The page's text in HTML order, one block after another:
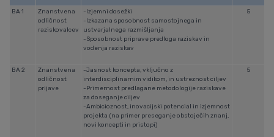
BA 1
Znanstvena
odličnost
raziskovalcev
-Izjemni dosežki
-Izkazana sposobnost samostojnega in
ustvarjalnega razmišljanja
-Sposobnost priprave predloga raziskav in
vodenja raziskav
5
BA 2
Znanstvena
odličnost
prijave
-Jasnost koncepta, vključno z
interdisciplinarnim vidikom, in ustreznost ciljev
-Primernost predlagane metodologije raziskave
za doseganje ciljev
-Ambicioznost, inovacijski potencial in izjemnost
projekta (na primer preseganje obstoječih znanj,
novi koncepti in pristopi)
5